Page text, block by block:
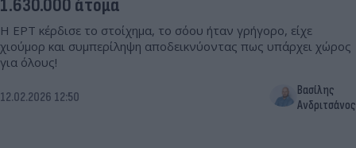
1.630.000 άτομα
Η ΕΡΤ κέρδισε το στοίχημα, το σόου ήταν γρήγορο, είχε
χιούμορ και συμπερίληψη αποδεικνύοντας πως υπάρχει χώρος
για όλους!
12.02.2026 12:50
Βασίλης
Ανδριτσάνος